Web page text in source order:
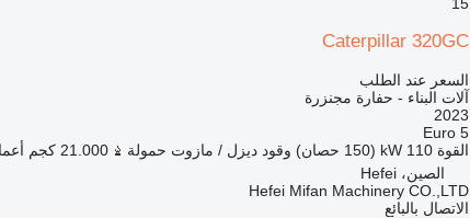
Caterpillar 320GC
السعر عند الطلب
آلات البناء - حفارة مجنزرة
2023
Euro 5
القوة 110 kW (150 حصان) وقود ديزل / مازوت حمولة 21.000 كجم
الصين، Hefei
Hefei Mifan Machinery CO.,LTD
الاتصال بالبائع